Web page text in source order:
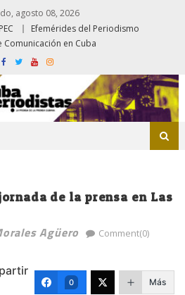
agosto 08, 2026
Efemérides del Periodismo
Comunicación en Cuba
de la prensa en Las
Agüero Comment(0)
0 Más